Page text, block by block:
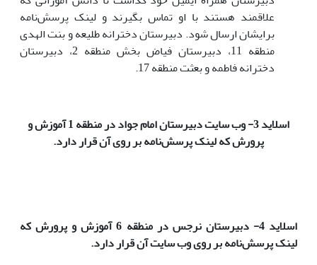
علاقمند هستند با او تماس بگیرند و لینک پرسش‌نامه
برایشان ارسال شود. دبیرستان دخترانه طلیعه و بنت الهدی
منطقه 11، دبیرستان فیاض بخش منطقه 2، دبیرستان
دخترانه فاطمه و بعثت منطقه 17.
اسلاید 3- وب سایت دبیرستان امام جواد در منطقه 1 آموزش و
پرورش که لینک پرسش‌نامه بر روی آن قرار دارد.
اسلاید 4- دبیرستان نرجس در منطقه 6 آموزش و پرورش که
لینک پرسش‌نامه بر روی وب سایت آن قرار دارد.